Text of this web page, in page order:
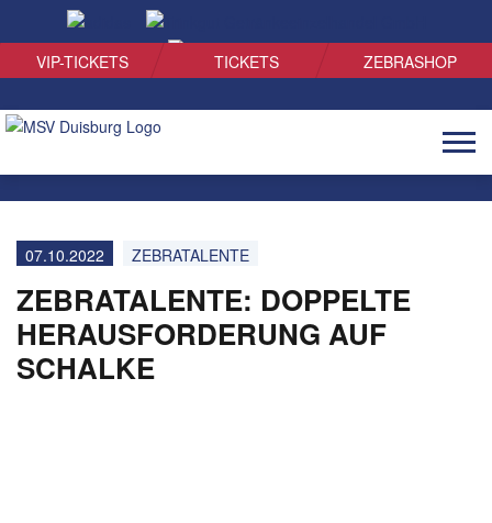
VIP-TICKETS TICKETS ZEBRASHOP
07.10.2022 ZEBRATALENTE
ZEBRATALENTE: DOPPELTE
HERAUSFORDERUNG AUF
SCHALKE